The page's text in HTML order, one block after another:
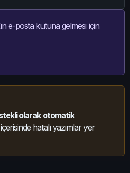
e-posta kutuna gelmesi için
olarak otomatik
hatalı yazımlar yer